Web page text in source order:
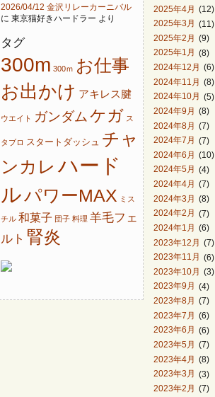
2026/04/12 金沢リレーカーニバル
に東京猫好きハードラー より
タグ
300m 300ｍ お仕事
お出かけ アキレス腱
ウエイト ガンダム ケガ ス
タブロ スタートダッシュ チャ
ンカレ ハード
ルパワーMAX ミス
チル 和菓子 団子 料理 羊毛フェ
ルト 腎炎
2025年4月 (12)
2025年3月
(11)
2025年2月
(9)
2025年1月
(8)
2024年12月
(6)
2024年11月 (8)
2024年10月
(5)
2024年9月
(8)
2024年8月 (7)
2024年7月
(7)
2024年6月
(10)
2024年5月
(4)
2024年4月
(7)
2024年3月 (8)
2024年2月
(7)
2024年1月
(6)
2023年12月 (7)
2023年11月
(6)
2023年10月
(3)
2023年9月
(4)
2023年8月
(7)
2023年7月 (6)
2023年6月
(6)
2023年5月
(7)
2023年4月 (8)
2023年3月
(3)
2023年2月
(7)